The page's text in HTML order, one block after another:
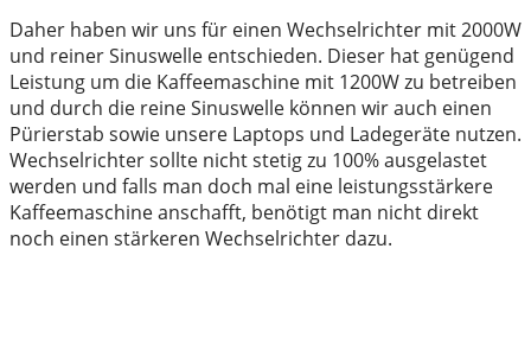
Daher haben wir uns für einen Wechselrichter mit 2000W
und reiner Sinuswelle entschieden. Dieser hat genügend
Leistung um die Kaffeemaschine mit 1200W zu betreiben
und durch die reine Sinuswelle können wir auch einen
Pürierstab sowie unsere Laptops und Ladegeräte nutzen.
Wechselrichter sollte nicht stetig zu 100% ausgelastet
werden und falls man doch mal eine leistungsstärkere
Kaffeemaschine anschafft, benötigt man nicht direkt
noch einen stärkeren Wechselrichter dazu.